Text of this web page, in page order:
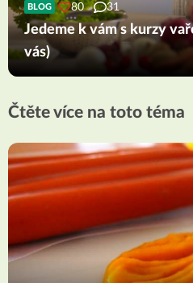
BLOG 80 31
Jedeme k vám s kurzy
vás)
Čtěte více na toto téma